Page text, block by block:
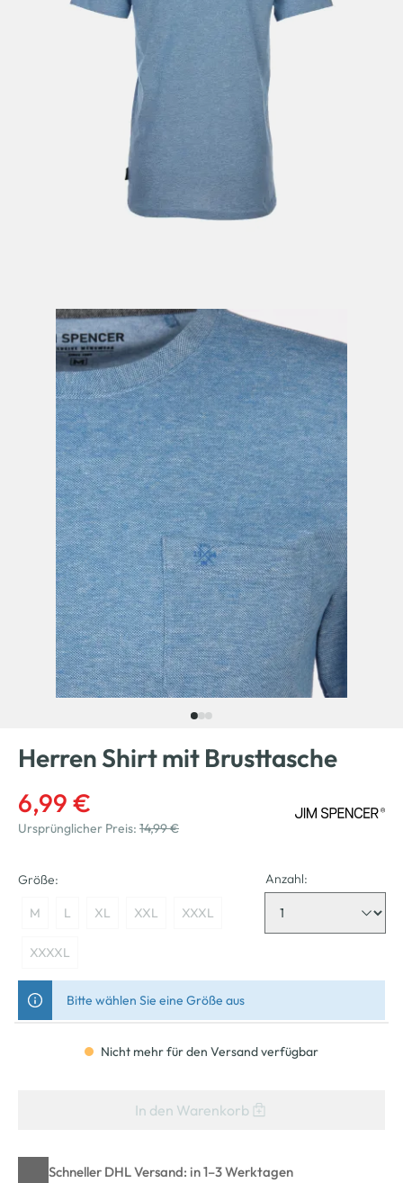
Herren Shirt mit Brusttasche
6,99 €
Ursprünglicher Preis: 14,99 €
Größe:
M L XL XXL XXXL
XXXXL
Anzahl:
Bitte wählen Sie eine Größe aus
Nicht mehr für den Versand verfügbar
In den Warenkorb
Schneller DHL Versand: in 1–3 Werktagen